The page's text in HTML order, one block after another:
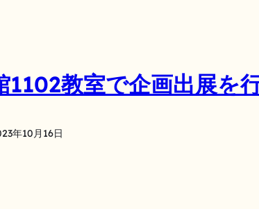
教室で企画出展を
年10月16日